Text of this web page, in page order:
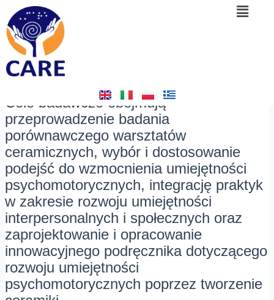
content
Menu
Metodologia
Byadmin May 24, 2025
Cele:
Cele badawcze obejmują
przeprowadzenie badania
porównawczego warsztatów
ceramicznych, wybór i dostosowanie
podejść do wzmocnienia umiejętności
psychomotorycznych, integrację praktyk
w zakresie rozwoju umiejętności
interpersonalnych i społecznych oraz
zaprojektowanie i opracowanie
innowacyjnego podręcznika dotyczącego
rozwoju umiejętności
psychomotorycznych poprzez tworzenie
Post
navigation